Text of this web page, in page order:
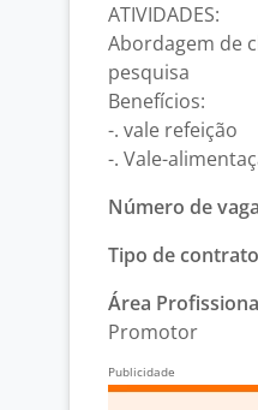
ATIVIDADES:
Abordagem de
pesquisa
Benefícios:
-. vale refeição
-. Vale-
Número de
Tipo de
Área
Promotor